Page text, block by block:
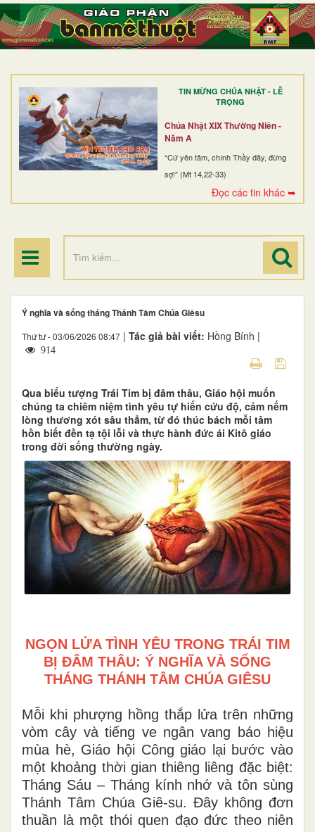
TIN MỪNG CHÚA NHẬT - LỄ
TRỌNG
Chúa Nhật XIX Thường Niên -
Năm A
“Cứ yên tâm, chính Thầy đây, đừng
sợ!” (Mt 14,22-33)
Đọc các tin khác ➥
TRANG NHẤT
GIỚI THIỆU
DÒNG TU
BAN MỤC VỤ
ĐOÀN THỂ CG
ĐIỂM HÀNH HƯƠNG
Ý nghĩa và sống tháng Thánh Tâm Chúa Giêsu
Thứ tư - 03/06/2026 08:47 | Tác giả bài viết: Hồng Bính |
914
Qua biểu tượng Trái Tim bị đâm thâu, Giáo hội muốn
chúng ta chiêm niệm tình yêu tự hiến cứu độ, cảm nếm
lòng thương xót sâu thẳm, từ đó thúc bách mỗi tâm
hồn biết đền tạ tội lỗi và thực hành đức ái Kitô giáo
trong đời sống thường ngày.
NGỌN LỬA TÌNH YÊU TRONG TRÁI TIM
BỊ ĐÂM THÂU: Ý NGHĨA VÀ SỐNG
THÁNG THÁNH TÂM CHÚA GIÊSU
Mỗi khi phượng hồng thắp lửa trên những
vòm cây và tiếng ve ngân vang báo hiệu
mùa hè, Giáo hội Công giáo lại bước vào
một khoảng thời gian thiêng liêng đặc biệt:
Tháng Sáu – Tháng kính nhớ và tôn sùng
Thánh Tâm Chúa Giê-su. Đây không đơn
thuần là một thói quen đạo đức theo niên